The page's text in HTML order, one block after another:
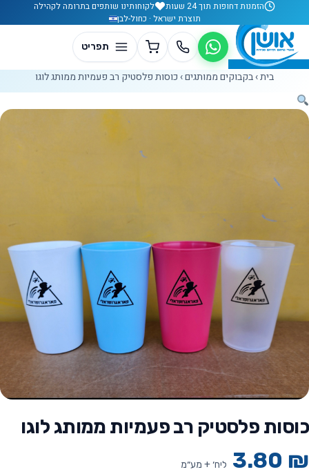
דלג לתוכןהזמנות דחופות תוך 24 שעות
לקוחותינו שותפים בתרומה לקהילה
תוצרת ישראל · כחול-לבן
בית›בקבוקים ממותגים› כוסות פלסטיק רב פעמיות ממותג לוגו
כוסות פלסטיק רב פעמיות ממותג לוגו
3.80 ₪ ליח׳ + מע״מ